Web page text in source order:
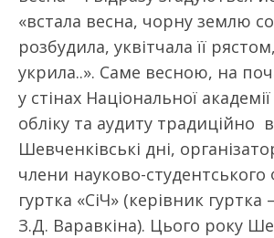
«встала весна, чорну землю
розбудила, уквітчала її
укрила..». Саме весною, на
у стінах Національної
обліку та аудиту традиційно
Шевченківські дні,
члени науково-студентського
гуртка «СіЧ» (керівник гуртка
З.Д. Варавкіна). Цього року